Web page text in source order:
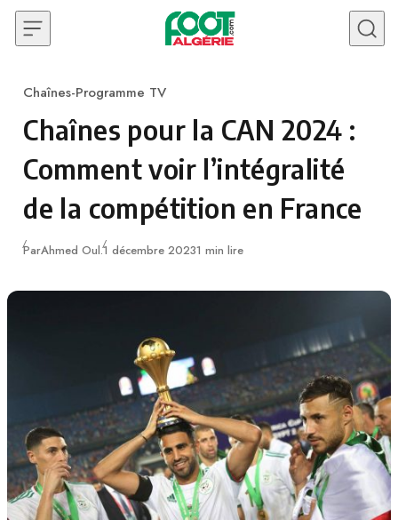
Skip to content
Category
Chaînes-Programme TV
Chaînes pour la CAN 2024 :
Comment voir l’intégralité
de la compétition en France
ParAhmed Oul.Publié
1 décembre 20231 min lire